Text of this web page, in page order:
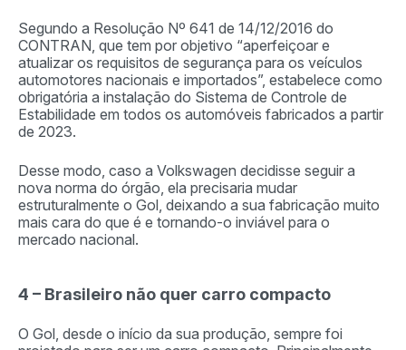
Segundo a Resolução Nº 641 de 14/12/2016 do
CONTRAN, que tem por objetivo “aperfeiçoar e
atualizar os requisitos de segurança para os veículos
automotores nacionais e importados”, estabelece como
obrigatória a instalação do Sistema de Controle de
Estabilidade em todos os automóveis fabricados a partir
de 2023.
Desse modo, caso a Volkswagen decidisse seguir a
nova norma do órgão, ela precisaria mudar
estruturalmente o Gol, deixando a sua fabricação muito
mais cara do que é e tornando-o inviável para o
mercado nacional.
4 – Brasileiro não quer carro compacto
O Gol, desde o início da sua produção, sempre foi